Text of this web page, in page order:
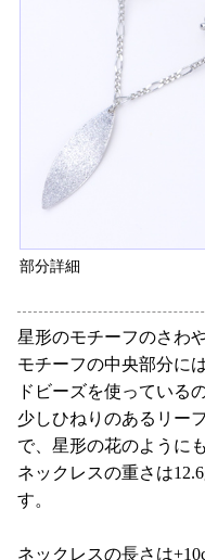
部分詳細
星形のモチーフのさわ
モチーフの中央部分に
ドビーズを使っている
少しひねりのあるリー
で、星形の花のように
ネックレスの重さは
す。
ネックレスの長さは